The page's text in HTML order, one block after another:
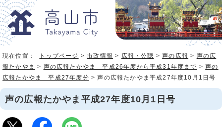
現在位置： トップページ >市政情報 > 広報・公聴 >声の広報 > 声の広
報たかやま > 声の広報たかやま 平成26年度から平成31年度まで >声の
広報たかやま 平成27年度分 > 声の広報たかやま平成27年度10月1日号
声の広報たかやま平成27年度10月1日号